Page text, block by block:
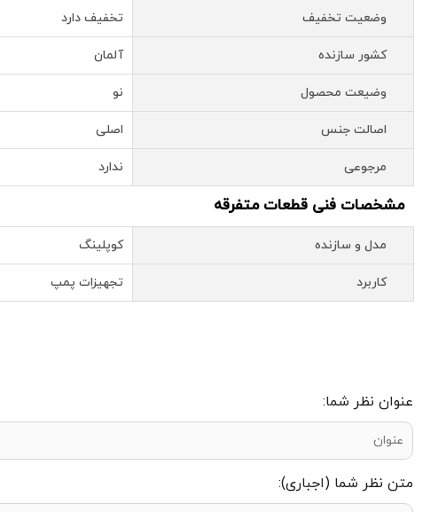
وضعیت تخفیف تخفیف دارد
کشور سازنده آلمان
وضیعت محصول نو
اصالت جنس اصلی
مرجوعی ندارد
مشخصات فنی قطعات متفرقه
مدل و سازنده کوپلینگ
کاربرد تجهیزات پمپ
عنوان نظر شما:
متن نظر شما (اجباری):